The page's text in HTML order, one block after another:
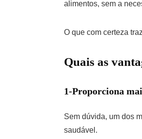
alimentos, sem a
O que com certeza
Quais as
1-Proporciona
Sem dúvida, um dos
saudável.